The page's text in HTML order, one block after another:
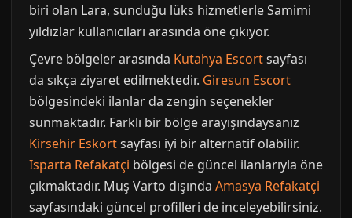
biri olan Lara, sunduğu lüks hizmetlerle Samimi
yıldızlar kullanıcıları arasında öne çıkıyor.
Çevre bölgeler arasında Kutahya Escortsayfası
da sıkça ziyaret edilmektedir. Giresun Escort
bölgesindeki ilanlar da zengin seçenekler
sunmaktadır. Farklı bir bölge arayışındaysanız
Kirsehir Eskortsayfası iyi bir alternatif olabilir.
Isparta Refakatçi bölgesi de güncel ilanlarıyla öne
çıkmaktadır. Muş Varto dışında Amasya Refakatçi
sayfasındaki güncel profilleri de inceleyebilirsiniz.